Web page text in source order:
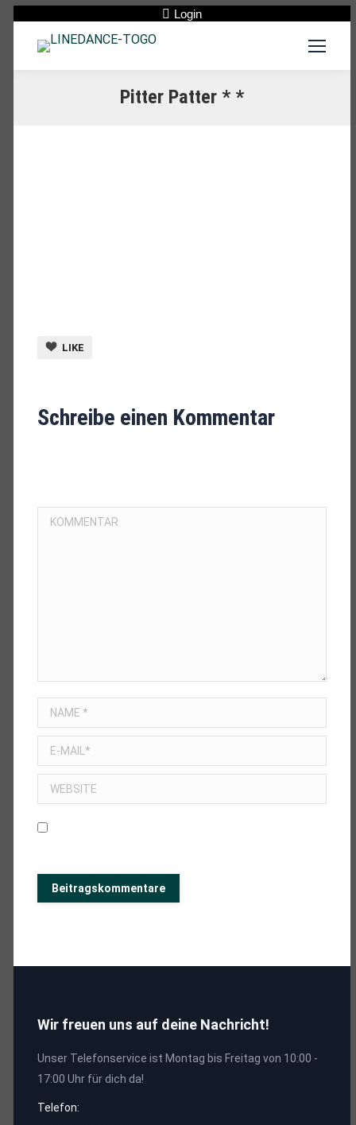
Login
Pitter Patter * *
LIKE
Schreibe einen Kommentar
KOMMENTAR
NAME *
E-MAIL *
WEBSITE
Beitragskommentare
Wir freuen uns auf deine Nachricht!
Unser Telefonservice ist Montag bis Freitag von 10:00 -
17:00 Uhr für dich da!
Telefon: